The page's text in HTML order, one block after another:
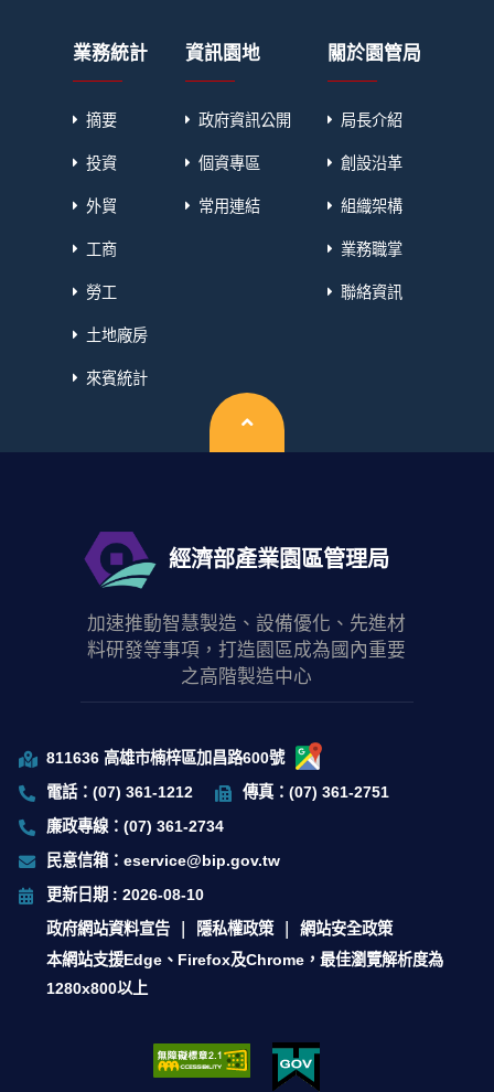
業務統計
摘要
投資
外貿
工商
勞工
土地廠房
來賓統計
資訊園地
政府資訊公開
個資專區
常用連結
關於園管局
局長介紹
創設沿革
組織架構
業務職掌
聯絡資訊
經濟部產業園區管理局
加速推動智慧製造、設備優化、先進材
料研發等事項，打造園區成為國內重要
之高階製造中心
811636 高雄市楠梓區加昌路600號
電話：(07) 361-1212
傳真：(07) 361-2751
廉政專線：(07) 361-2734
民意信箱：eservice@bip.gov.tw
更新日期 : 2026-08-10
政府網站資料宣告
隱私權政策
網站安全政策
本網站支援Edge、Firefox及Chrome，最佳瀏覽解析度為
1280x800以上